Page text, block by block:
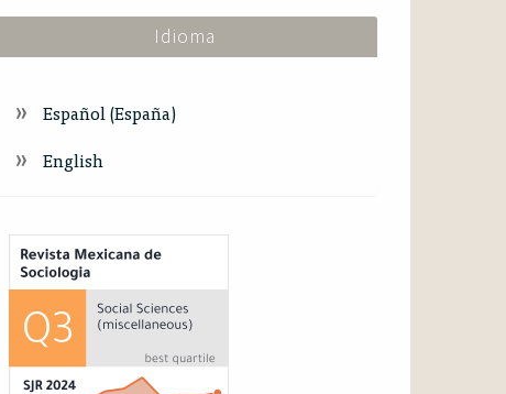
Idioma
Español (España)
English
Index